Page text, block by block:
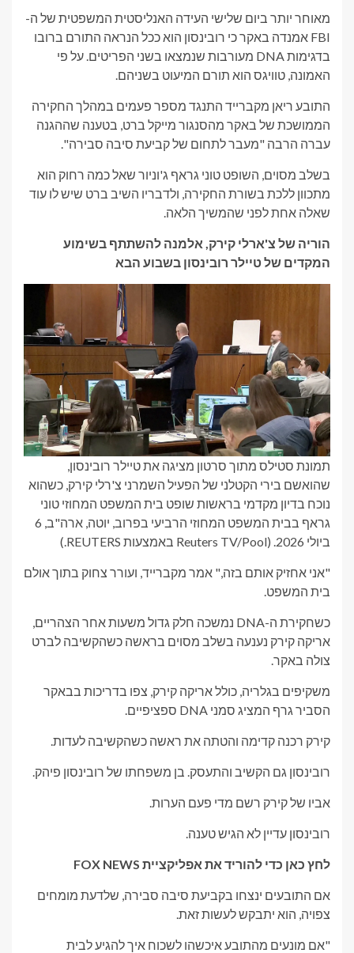
מאוחר יותר ביום שלישי העידה האנליסטית המשפטית של ה-
FBI אמנדה באקר כי רובינסון הוא ככל הנראה התורם ברובו
בדגימות DNA מעורבות שנמצאו בשני הפריטים. על פי
האמונה, טוויגס הוא תורם המיעוט בשניהם.
התובע ריאן מקברייד התנגד מספר פעמים במהלך החקירה
הממושכת של באקר מהסנגור מייקל ברט, בטענה שההגנה
עברה הרבה "מעבר לתחום של קביעת סיבה סבירה".
בשלב מסוים, השופט טוני גראף ג'וניור שאל כמה רחוק הוא
מתכוון ללכת בשורת החקירה, ולדבריו השיב ברט שיש לו עוד
שאלה אחת לפני שהמשיך הלאה.
הוריה של צ'ארלי קירק, אלמנה להשתתף בשימוע
המקדים של טיילר רובינסון בשבוע הבא
תמונת סטילס מתוך סרטון מציגה את טיילר רובינסון,
שהואשם בירי הקטלני של הפעיל השמרני צ'רלי קירק, כשהוא
נוכח בדיון מקדמי בראשות שופט בית המשפט המחוזי טוני
גראף בבית המשפט המחוזי הרביעי בפרוב, יוטה, ארה"ב, 6
ביולי 2026.
(Reuters TV/Pool באמצעות REUTERS.)
"אני אחזיק אותם בזה," אמר מקברייד, ועורר צחוק בתוך אולם
בית המשפט.
כשחקירת ה-DNA נמשכה חלק גדול משעות אחר הצהריים,
אריקה קירק נענעה בשלב מסוים בראשה כשהקשיבה לברט
צולה באקר.
משקיפים בגלריה, כולל אריקה קירק, צפו בדריכות בבאקר
הסביר גרף המציג סמני DNA ספציפיים.
קירק רכנה קדימה והטתה את ראשה כשהקשיבה לעדות.
רובינסון גם הקשיב והתעסק. בן משפחתו של רובינסון פיהק.
אביו של קירק רשם מדי פעם הערות.
רובינסון עדיין לא הגיש טענה.
לחץ כאן כדי להוריד את אפליקציית FOX NEWS
אם התובעים ינצחו בקביעת סיבה סבירה, שלדעת מומחים
צפויה, הוא יתבקש לעשות זאת.
"אם מונעים מהתובע איכשהו לשכוח איך להגיע לבית